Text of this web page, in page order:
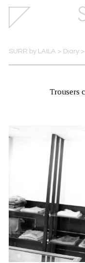
SURR by LAILA > Diary>
Trousers